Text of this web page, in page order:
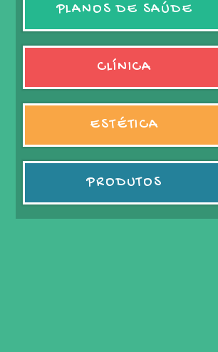
PLANOS DE SAÚDE
CLÍNICA
ESTÉTICA
PRODUTOS